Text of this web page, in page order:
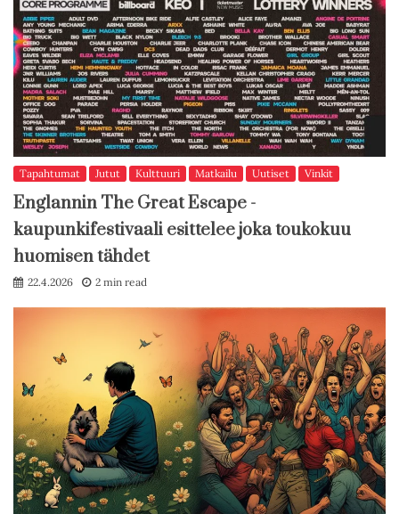
Tapahtumat Jutut Kulttuuri Matkailu Uutiset Vinkit
Englannin The Great Escape -
kaupunkifestivaali esittelee joka toukokuu
huomisen tähdet
22.4.2026 2 min read